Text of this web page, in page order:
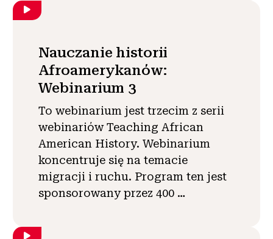
Nauczanie historii
Afroamerykanów:
Webinarium 3
To webinarium jest trzecim z serii
webinariów Teaching African
American History. Webinarium
koncentruje się na temacie
migracji i ruchu. Program ten jest
sponsorowany przez 400 …